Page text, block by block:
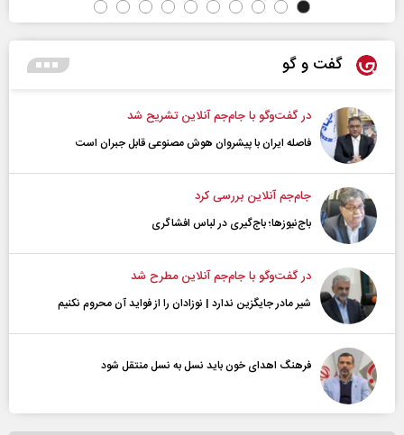
گفت و گو
در گفت‌و‌گو با جام‌جم آنلاین تشریح شد
فاصله ایران با پیشرو‌ان هوش مصنوعی قابل جبران است
جام‌جم آنلاین بررسی کرد
باج‌نیوزها؛ باج‌گیری در لباس افشاگری
در گفت‌و‌گو با جام‌جم آنلاین مطرح شد
شیر مادر جایگزین ندارد | نوزادان را از فواید آن محروم نکنیم
فرهنگ اهدای خون باید نسل به نسل منتقل شود